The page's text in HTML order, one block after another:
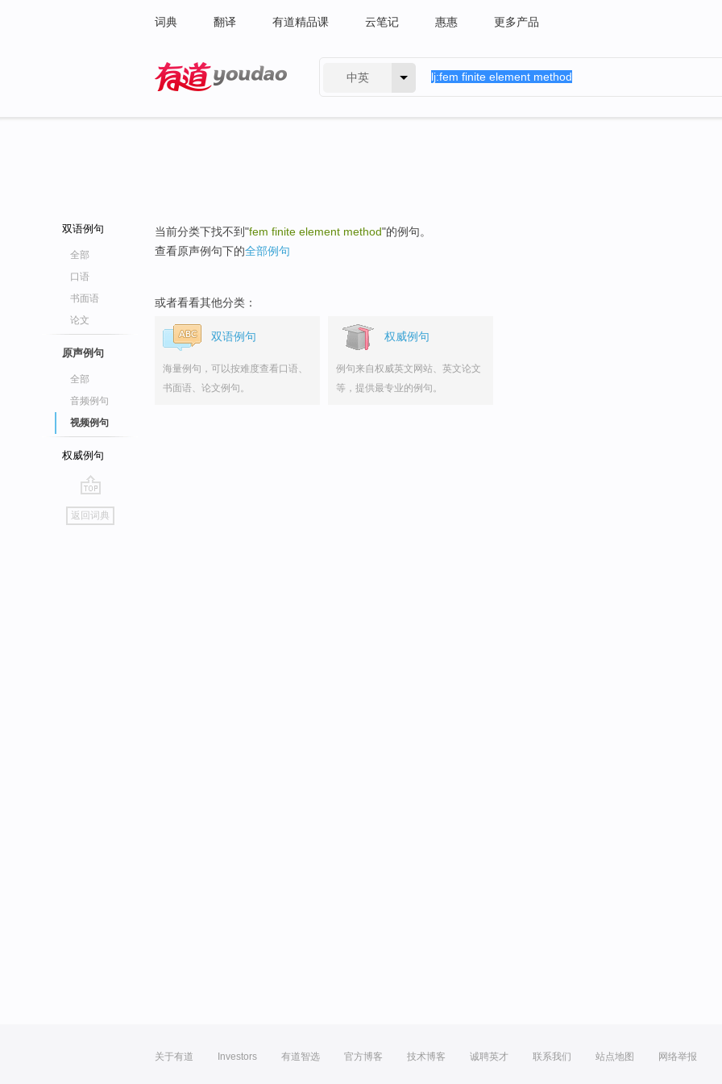
词典 翻译 有道精品课 云笔记 惠惠 更多产品
中英
双语例句
全部
口语
书面语
论文
原声例句
全部
音频例句
视频例句
权威例句
go
top
返回词典
当前分类下找不到"fem finite element method"的例句。
查看原声例句下的全部例句
或者看看其他分类：
双语例句
海量例句，可以按难度查看口语、
书面语、论文例句。
权威例句
例句来自权威英文网站、英文论文
等，提供最专业的例句。
关于有道 Investors 有道智选 官方博客 技术博客 诚聘英才 联系我们 站点地图 网络举报